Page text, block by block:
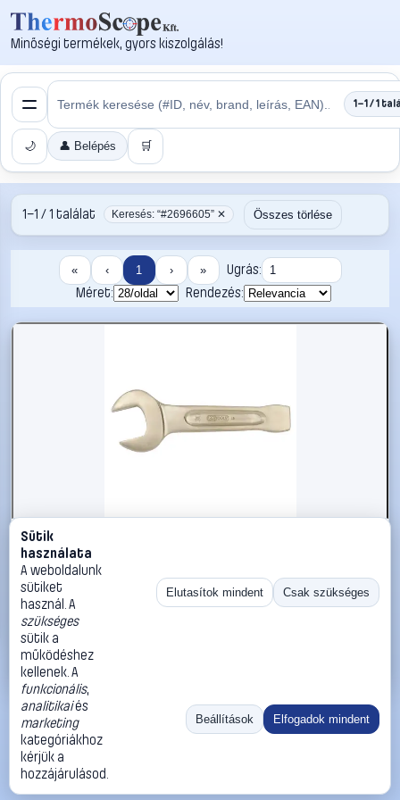
Minőségi termékek, gyors kiszolgálás!
1–1 / 1
🌙 👤 Belépés 🛒
1–1 / 1 találat Keresés: “#2696605” ✕ Összes törlése
« ‹ 1 › »
Ugrás:
Méret:
Rendezés:
#2696605
KS Tools 9637706 963.7706 Ütős csavarkulcs
Kulcsszélesség (coll) 2 7/16
KS Tools Egyoldalas villáskulcsok
114 990 Ft
Kosárba
«
Ugrás:
Méret:
Rendezés:
©2026
ThermoScope
ÁSZF
Cégbemutató
Sütik
használata
A weboldalunk
sütiket
használ. A
szükséges
sütik a
működéshez
kellenek. A
funkcionális,
analitikaiés
marketing
kategóriákhoz
kérjük a
hozzájárulásod.
Elutasítok mindent Csak szükséges
Beállítások Elfogadok mindent